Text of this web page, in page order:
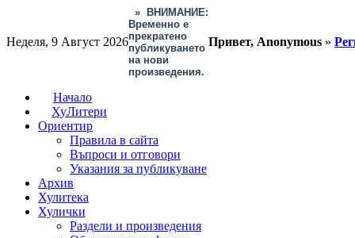
Неделя, 9 Август 2026
»
ВНИМАНИЕ:
Временно е
прекратено
публикуването
на нови
произведения.
Привет, Anonymous »
Начало
ХуЛитери
Ориентир
Правила в сайта
Въпроси и отговори
Указания за публикуване
Архив
Хулитека
Хулички
Раздели и произведения